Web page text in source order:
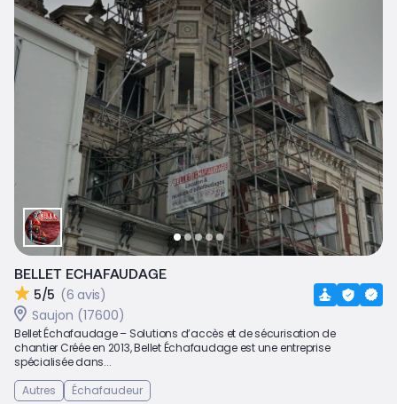
BELLET ECHAFAUDAGE
5/5 (6 avis)
Saujon (17600)
Bellet Échafaudage – Solutions d’accès et de sécurisation de
chantier Créée en 2013, Bellet Échafaudage est une entreprise
spécialisée dans...
Autres
Échafaudeur